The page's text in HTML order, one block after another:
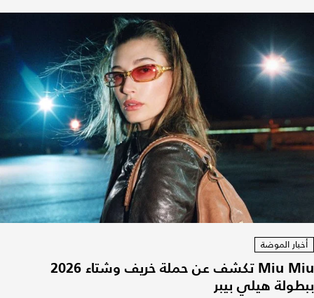
أخبار الموضة
Miu Miu تكشف عن حملة خريف وشتاء 2026
ببطولة هيلي بيبر